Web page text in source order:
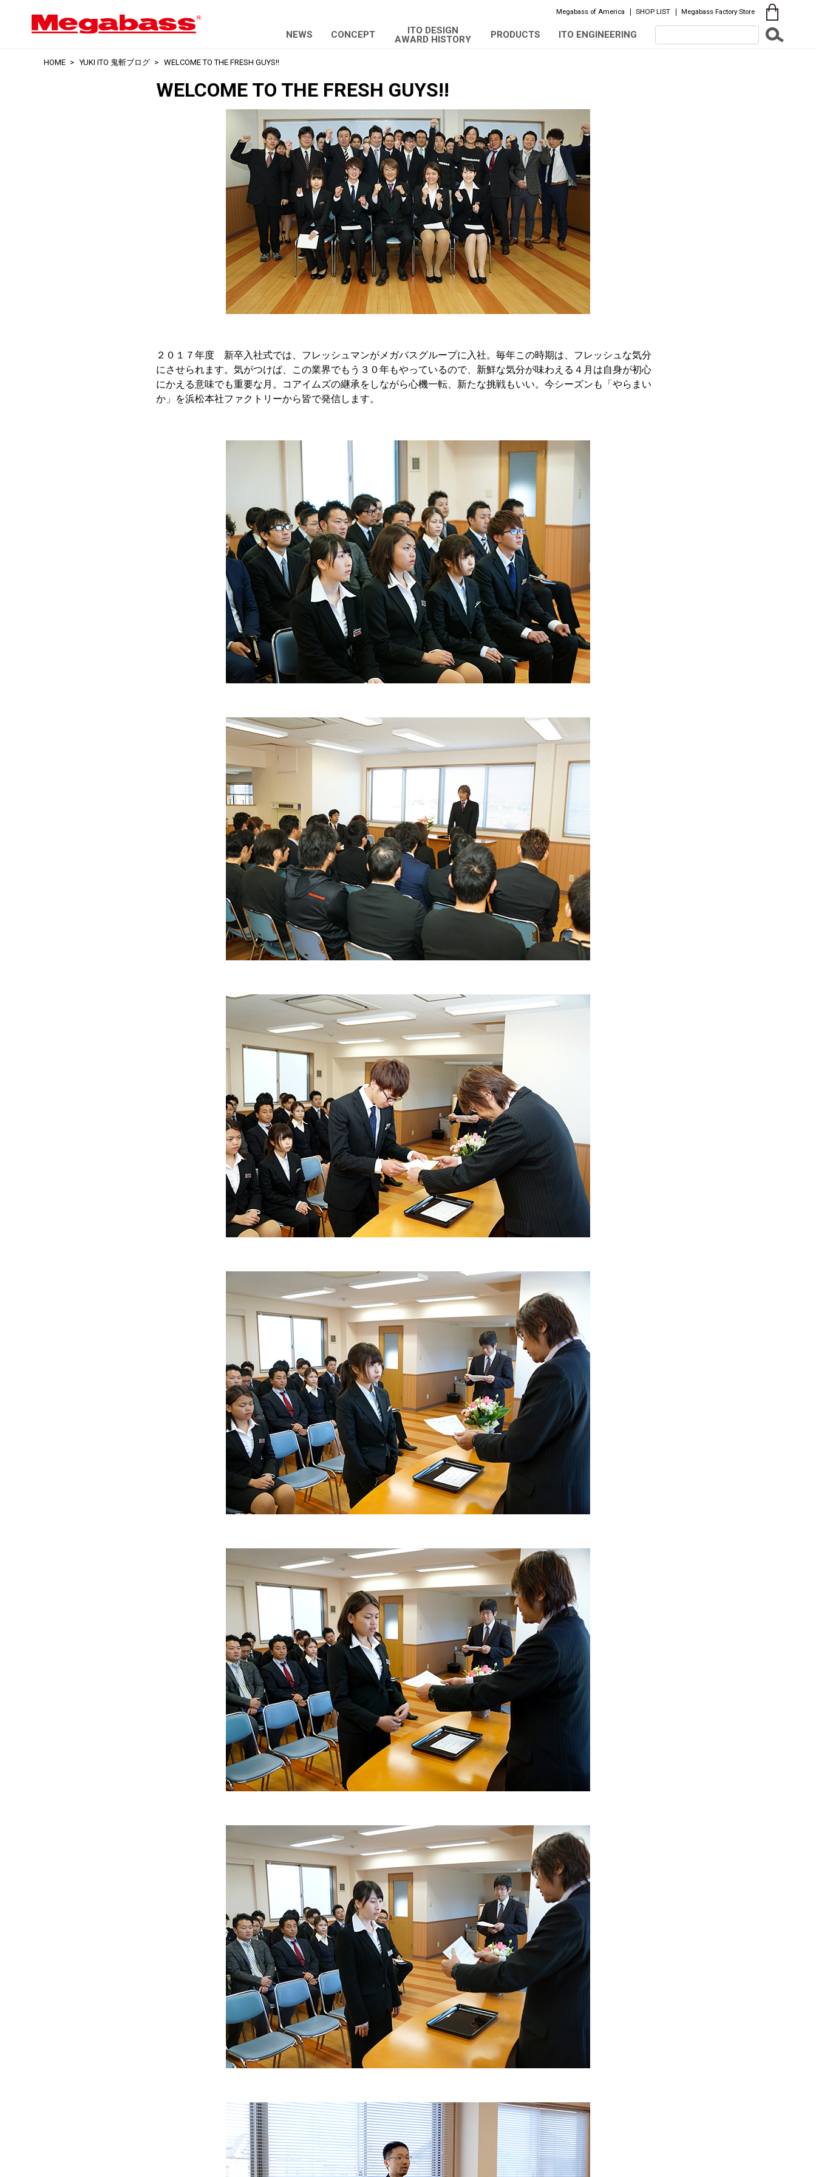
Megabass of America SHOP LIST Megabass Factory Store
NEWS CONCEPT
ITO DESIGN
AWARD HISTORY
PRODUCTS ITO ENGINEERING
HOME YUKI ITO 鬼斬ブログ WELCOME TO THE FRESH GUYS!!
WELCOME TO THE FRESH GUYS!!
２０１７年度 新卒入社式では、フレッシュマンがメガバスグループに入社。毎年この時期は、フレッシュな気分
にさせられます。気がつけば、この業界でもう３０年もやっているので、新鮮な気分が味わえる４月は自身が初心
にかえる意味でも重要な月。コアイムズの継承をしながら心機一転、新たな挑戦もいい。今シーズンも「やらまい
か」を浜松本社ファクトリーから皆で発信します。